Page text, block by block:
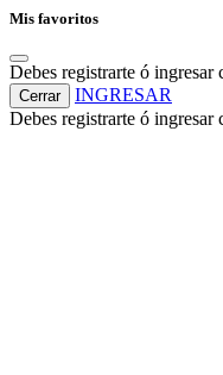
Mis favoritos
Debes registrarte ó
Cerrar
INGRESAR
Debes registrarte ó